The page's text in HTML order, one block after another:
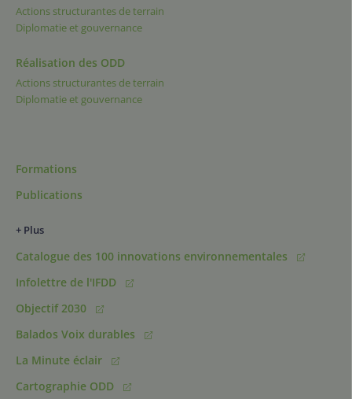
Actions structurantes de terrain
Diplomatie et gouvernance
Réalisation des ODD
Actions structurantes de terrain
Diplomatie et gouvernance
Formations
Publications
+ Plus
Catalogue des 100 innovations environnementales
Infolettre de l'IFDD
Objectif 2030
Balados Voix durables
La Minute éclair
Cartographie ODD